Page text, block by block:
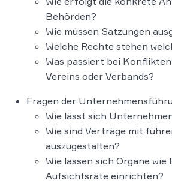
Behörden?
Wie müssen Satzungen
Welche Rechte stehen
Was passiert bei
Vereins oder Verbands?
Fragen der
Wie lässt sich
Wie sind Verträge mit
auszugestalten?
Wie lassen sich Organe
Aufsichtsräte einrichten?